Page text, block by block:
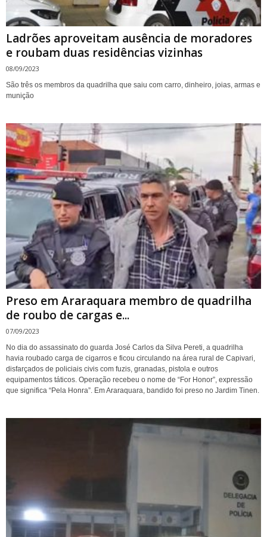
Ladrões aproveitam ausência de moradores
e roubam duas residências vizinhas
08/09/2023
São três os membros da quadrilha que saiu com carro, dinheiro, joias, armas e
munição
Preso em Araraquara membro de quadrilha
de roubo de cargas e...
07/09/2023
No dia do assassinato do guarda José Carlos da Silva Pereti, a quadrilha
havia roubado carga de cigarros e ficou circulando na área rural de Capivari,
disfarçados de policiais civis com fuzis, granadas, pistola e outros
equipamentos táticos. Operação recebeu o nome de “For Honor”, expressão
que significa “Pela Honra”. Em Araraquara, bandido foi preso no Jardim Tinen.